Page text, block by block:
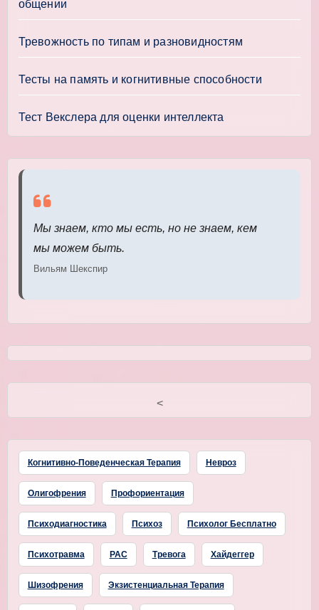
общении
Тревожность по типам и разновидностям
Тесты на память и когнитивные способности
Тест Векслера для оценки интеллекта
Мы знаем, кто мы есть, но не знаем, кем
мы можем быть.
Вильям Шекспир
<
Когнитивно-Поведенческая Терапия Невроз
Олигофрения Профориентация
Психодиагностика Психоз Психолог Бесплатно
Психотравма РАС Тревога Хайдеггер
Шизофрения Экзистенциальная Терапия